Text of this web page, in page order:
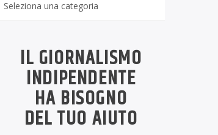
IL GIORNALISMO
INDIPENDENTE
HA BISOGNO
DEL TUO AIUTO